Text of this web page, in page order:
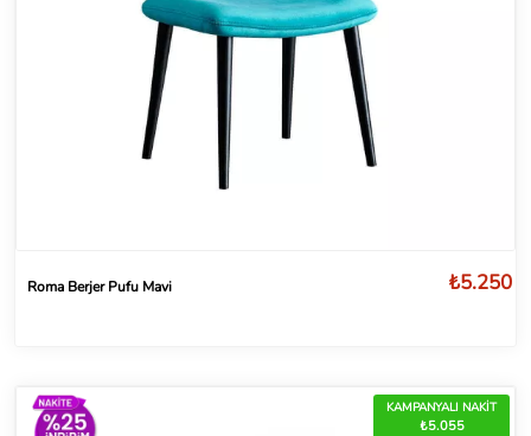
Roma Berjer Pufu Mavi ₺5.250
KAMPANYALI NAKİT
₺5.055